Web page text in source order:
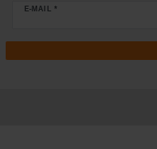
E-MAIL *